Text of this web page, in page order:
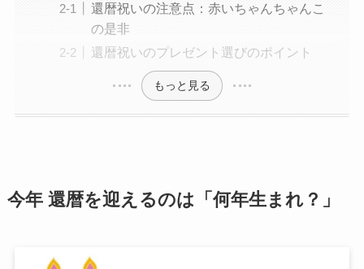
還暦祝いの注意点：赤いちゃんちゃんこ
の是非
還暦祝いのプレゼント選びのポイント
もっと見る
今年 還暦を迎えるのは「何年生まれ？」